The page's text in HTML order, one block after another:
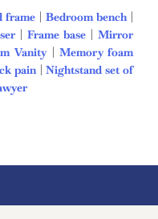
frame| Bedroom bench|
| Frame base|Mirror
Vanity |Memory foam
pain|Nightstand set of